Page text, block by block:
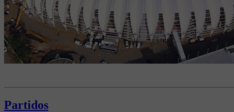
Partidos